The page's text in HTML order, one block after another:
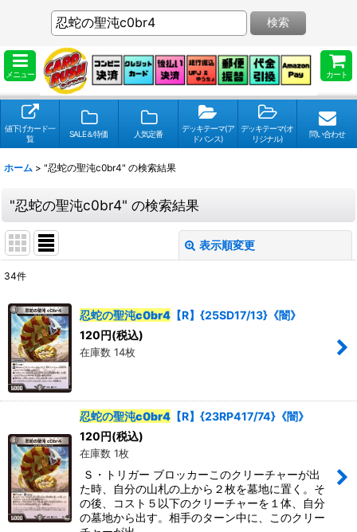
メニュー カート
検索
値下げカード一
覧
SALE＆特価 人気定番
デッキテーマ(ア
ドバンス)
デッキテーマ(オ
リジナル)
問い合わせ
ホーム > "忍蛇の聖沌c0br4" の検索結果
"忍蛇の聖沌c0br4" の検索結果
表示順変更
検索キーワードをお願い致します
表示数:
並び順:
カテゴリ:
特集:
34件
忍蛇の聖沌c0br4 【R】{25SD17/13}《闇》
120円(税込)
在庫数 14枚
忍蛇の聖沌c0br4 【R】{23RP417/74}《闇》
120円(税込)
在庫数 1枚
Ｓ・トリガー ブロッカーこのクリーチャーが出
た時、自分の山札の上から２枚を墓地に置く。そ
の後、コスト５以下のクリーチャーを１体、自分
の墓地から出す。相手のターン中に、このクリー